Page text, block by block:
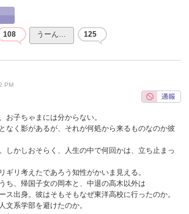
108 うーん… 125
PM
お子ちゃまには分からない。
なく影があるが、それが何処から来るものなのか彼
しかしおそらく、人生の中で何回かは、立ち止まっ
ギリ考えたであろう知性がかいま見える。
ち、帰国子女の岡本と、中退の高木以外は
ス出身。彼はそもそもなぜ東洋高校に行ったのか。
文系学部を避けたのか。